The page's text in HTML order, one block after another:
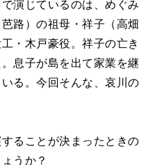
演じているのは、めぐみ
路）の祖母・祥子（高畑
・木戸豪役。祥子の亡き
息子が島を出て家業を継
る。今回そんな、哀川の
ることが決まったときの
うか？